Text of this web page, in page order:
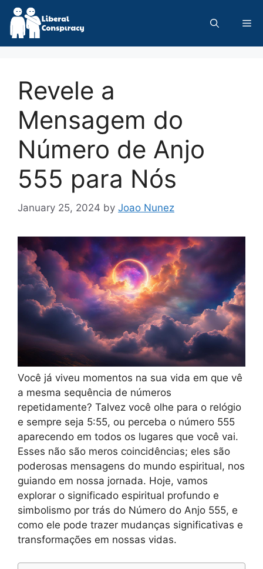
Skip
content
Revele a
Mensagem do
Número de Anjo
555 para Nós
January 25, 2024 by Joao Nunez
Você já viveu momentos na sua vida em que vê
a mesma sequência de números
repetidamente? Talvez você olhe para o relógio
e sempre seja 5:55, ou perceba o número 555
aparecendo em todos os lugares que você vai.
Esses não são meros coincidências; eles são
poderosas mensagens do mundo espiritual, nos
guiando em nossa jornada. Hoje, vamos
explorar o significado espiritual profundo e
simbolismo por trás do Número do Anjo 555, e
como ele pode trazer mudanças significativas e
transformações em nossas vidas.